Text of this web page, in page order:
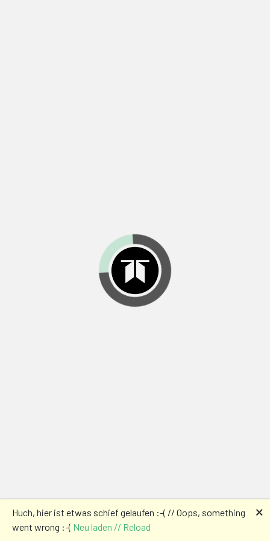
Huch, hier ist etwas schief gelaufen :-( // Oops, something
went wrong :-( Neu laden // Reload
🗙